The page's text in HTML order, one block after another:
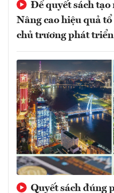
Để quyết sách
Nâng cao hiệu quả
chủ trương phát
Quyết sách đúng